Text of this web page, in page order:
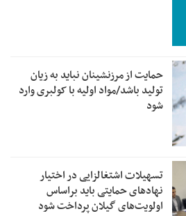
حمایت از مرزنشینان نباید به زیان
تولید باشد/مواد اولیه با کولبری وارد
شود
تسهیلات اشتغالزایی در اختیار
نهادهای حمایتی باید براساس
اولویت‌های گیلان پرداخت شود